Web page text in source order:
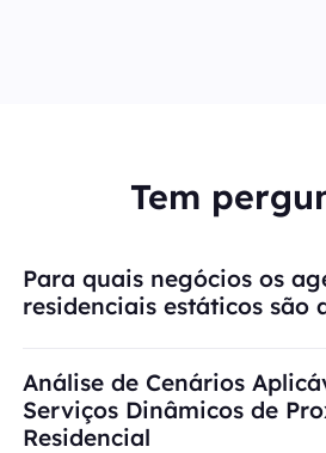
Tem
Para quais negócios os
residenciais estáticos são
Análise de Cenários
Serviços Dinâmicos de
Residencial